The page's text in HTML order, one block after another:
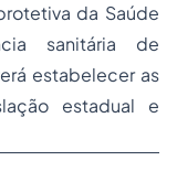
da Saúde
sanitária de
estabelecer as
estadual e